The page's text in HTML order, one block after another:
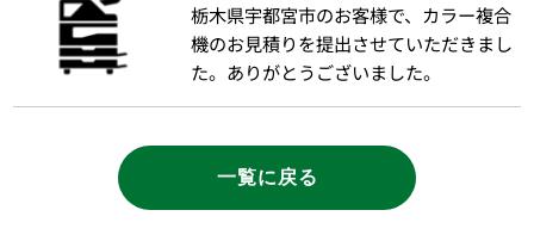
栃木県宇都宮市のお客様で、カラー複合
機のお見積りを提出させていただきまし
た。ありがとうございました。
一覧に戻る